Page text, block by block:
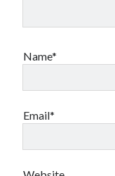
Name*
Email*